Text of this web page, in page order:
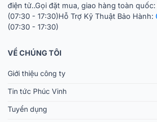
điện tử..Gọi đặt mua, giao hàng toàn quốc:
(07:30 - 17:30)Hỗ Trợ Kỹ Thuật Bảo Hành:
(07:30 - 17:30)
VỀ CHÚNG TÔI
Giới thiệu công ty
Tin tức Phúc Vinh
Tuyển dụng